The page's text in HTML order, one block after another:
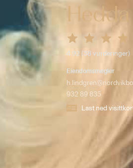
4.92 (38 vurderinger)
Eiendomsmegler
932 89 835
Last ned